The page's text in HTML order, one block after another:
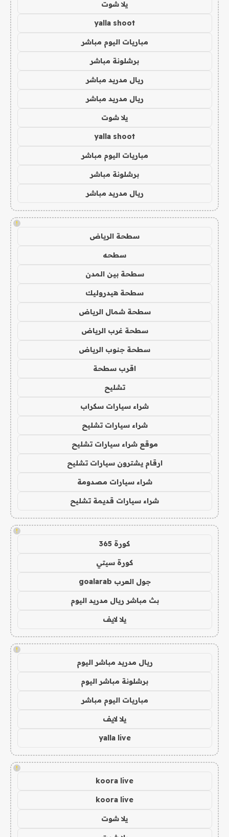
يلا شوت
yalla shoot
مباريات اليوم مباشر
برشلونة مباشر
ريال مدريد مباشر
ريال مدريد مباشر
يلا شوت
yalla shoot
مباريات اليوم مباشر
برشلونة مباشر
ريال مدريد مباشر
!
سطحة الرياض
سطحه
سطحة بين المدن
سطحة هيدروليك
سطحة شمال الرياض
سطحة غرب الرياض
سطحة جنوب الرياض
اقرب سطحة
تشليح
شراء سيارات سكراب
شراء سيارات تشليح
موقع شراء سيارات تشليح
ارقام يشترون سيارات تشليح
شراء سيارات مصدومة
شراء سيارات قديمة تشليح
!
كورة 365
كورة سيتي
جول العرب goalarab
بث مباشر ريال مدريد اليوم
يلا لايف
!
ريال مدريد مباشر اليوم
برشلونة مباشر اليوم
مباريات اليوم مباشر
يلا لايف
yalla live
!
koora live
koora live
يلا شوت